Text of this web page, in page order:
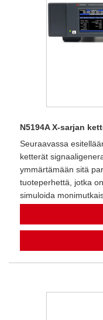
N5194A X-sarjan
Seuraavassa
ketterät
ymmärtämään sitä
tuoteperhettä, jotka
simuloida